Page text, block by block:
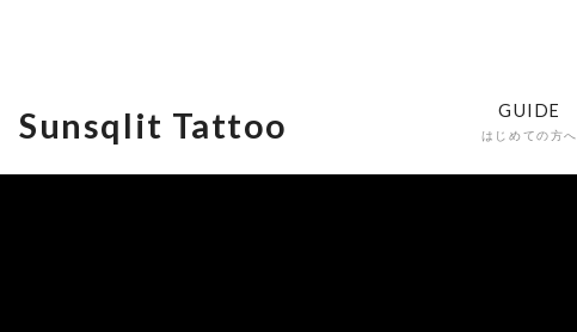
Sunsqlit Tattoo GUIDE
はじめての方へ